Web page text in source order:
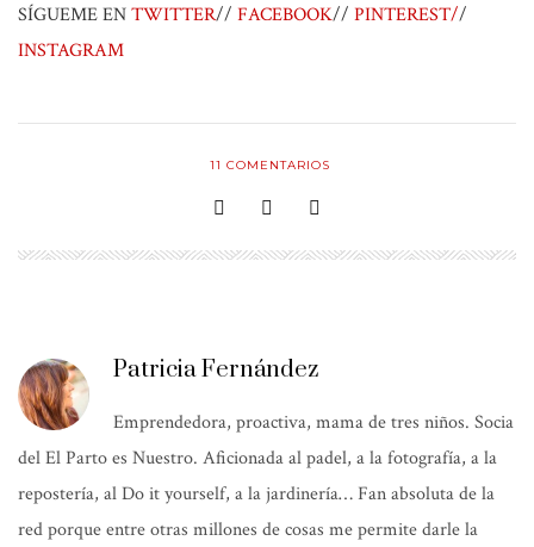
SÍGUEME ENTWITTER// FACEBOOK// PINTEREST//
INSTAGRAM
11 COMENTARIOS
Patricia Fernández
Emprendedora, proactiva, mama de tres niños. Socia
del El Parto es Nuestro. Aficionada al padel, a la fotografía, a la
repostería, al Do it yourself, a la jardinería… Fan absoluta de la
red porque entre otras millones de cosas me permite darle la